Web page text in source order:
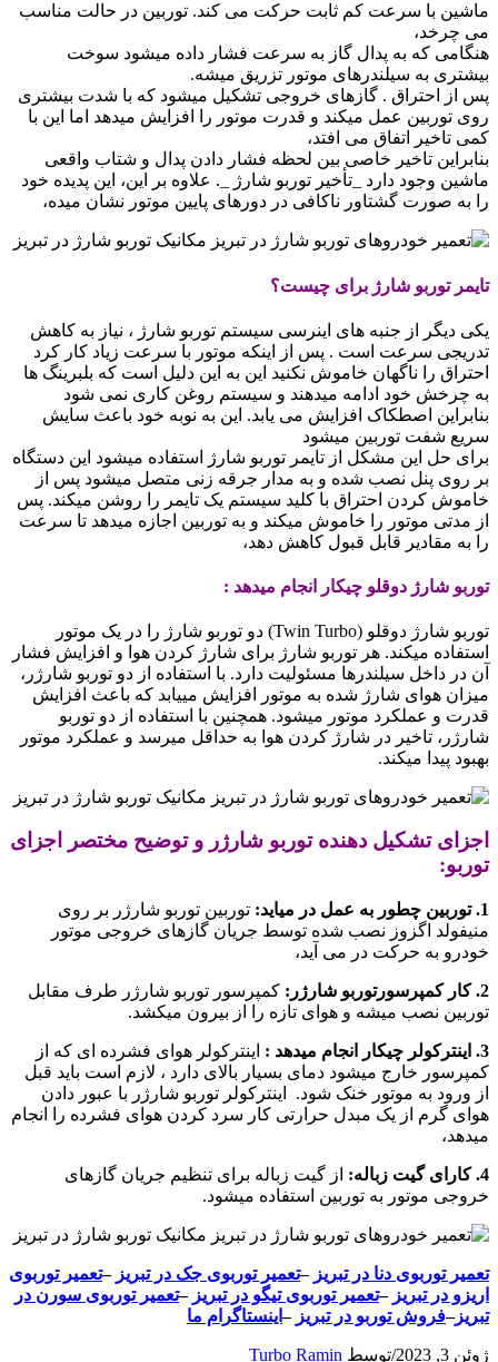
ماشین با سرعت کم ثابت حرکت می کند. توربین در حالت مناسب
می چرخد،
هنگامی که به پدال گاز به سرعت فشار داده میشود سوخت
بیشتری به سیلندرهای موتور تزریق میشه.
پس از احتراق . گازهای خروجی تشکیل میشود که با شدت بیشتری
روی توربین عمل میکند و قدرت موتور را افزایش میدهد اما این با
کمی تاخیر اتفاق می افتد،
بنابراین تاخیر خاصی بین لحظه فشار دادن پدال و شتاب واقعی
ماشین وجود دارد _تأخیر توربو شارژ _. علاوه بر این، این پدیده خود
را به صورت گشتاور ناکافی در دورهای پایین موتور نشان میده،
تایمر توربو شارژ برای چیست؟
یکی دیگر از جنبه های اینرسی سیستم توربو شارژ ، نیاز به کاهش
تدریجی سرعت است . پس از اینکه موتور با سرعت زیاد کار کرد
احتراق را ناگهان خاموش نکنید این به این دلیل است که بلبرینگ ها
به چرخش خود ادامه میدهند و سیستم روغن کاری نمی شود
بنابراین اصطکاک افزایش می یابد. این به نوبه خود باعث سایش
سریع شفت توربین میشود
برای حل این مشکل از تایمر توربو شارژ استفاده میشود این دستگاه
بر روی پنل نصب شده و به مدار جرقه زنی متصل میشود پس از
خاموش کردن احتراق با کلید سیستم یک تایمر را روشن میکند. پس
از مدتی موتور را خاموش میکند و به توربین اجازه میدهد تا سرعت
را به مقادیر قابل قبول کاهش دهد،
توربو شارژ دوقلو چیکار انجام میدهد :
توربو شارژ دوقلو (Twin Turbo) دو توربو شارژ را در یک موتور
استفاده میکند. هر توربو شارژ برای شارژ کردن هوا و افزایش فشار
آن در داخل سیلندرها مسئولیت دارد. با استفاده از دو توربو شارژر،
میزان هوای شارژ شده به موتور افزایش مییابد که باعث افزایش
قدرت و عملکرد موتور میشود. همچنین با استفاده از دو توربو
شارژر، تاخیر در شارژ کردن هوا به حداقل میرسد و عملکرد موتور
بهبود پیدا میکند.
اجزای تشکیل دهنده توربو شارژر و توضیح مختصر اجزای
توربو:
1. توربین چطور به عمل در میاید:
توربین توربو شارژر بر روی
منیفولد اگزوز نصب شده توسط جریان گازهای خروجی موتور
خودرو به حرکت در می آید،
2. کار کمپرسورتوربو شارژر:
کمپرسور توربو شارژر طرف مقابل
توربین نصب میشه و هوای تازه را از بیرون میکشد.
3. اینترکولر چیکار انجام میدهد :
اینترکولر هوای فشرده ای که از
کمپرسور خارج میشود دمای بسیار بالای دارد ، لازم است باید قبل
از ورود به موتور خنک شود. اینترکولر توربو شارژر با عبور دادن
هوای گرم از یک مبدل حرارتی کار سرد کردن هوای فشرده را انجام
میدهد،
4. کارای گیت زباله:
از گیت زباله برای تنظیم جریان گازهای
خروجی موتور به توربین استفاده میشود.
تعمیر توربوی دنا در تبریز –تعمیر توربوی جک در تبریز –تعمیر توربوی
اریزو در تبریز –تعمیر توربوی تیگو در تبریز –تعمیر توربوی سورن در
تبریز–فروش توربو در تبریز –اینستاگرام ما
ژوئن 3, 2023 /توسط Turbo Ramin